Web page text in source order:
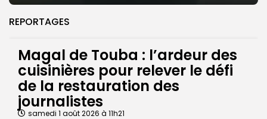
REPORTAGES
Magal de Touba : l’ardeur des
cuisinières pour relever le défi
de la restauration des
journalistes
samedi 1 août 2026 à 11h21